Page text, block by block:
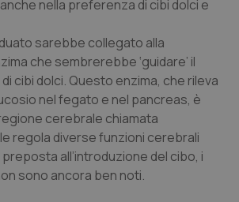
di Bolzano
di Trento
& Scompenso
nella preferenza di cibi dolci e
sarebbe collegato alla
che sembrerebbe ‘guidare’ il
cibi dolci. Questo enzima, che rileva
nel fegato e nel pancreas, è
cerebrale chiamata
regola diverse funzioni cerebrali
all’introduzione del cibo, i
sono ancora ben noti.